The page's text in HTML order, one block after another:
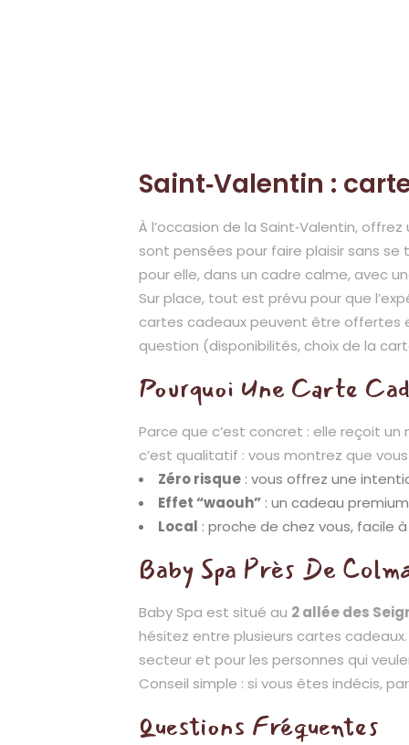
Saint‑Valentin :
À l’occasion de la Saint‑Valentin,
sont pensées pour faire plaisir sans
pour elle, dans un cadre calme, avec
Sur place, tout est prévu pour que
cartes cadeaux peuvent être offertes
question (disponibilités, choix de la
Pourquoi Une Carte
Parce que c’est concret : elle reçoit
c’est qualitatif : vous montrez que
Zéro risque : vous offrez une
Effet “waouh” : un cadeau
Local : proche de chez vous, facile
Baby Spa Près De
Baby Spa est situé au 2 allée des
hésitez entre plusieurs cartes
secteur et pour les personnes qui
Conseil simple : si vous êtes indécis,
Questions Fréquentes